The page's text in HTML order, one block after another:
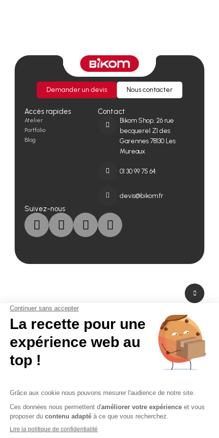
Demander un devis Nous contacter
Accès rapides
Atelier
Portfolio
Blog
Contact
Bikom Shop, 26 rue
becquerel ZI des
Garennes 78130 Les
Mureaux
01 30 99 75 64
devis@bikom.fr
Suivez-nous
A propos de nous
Fabricant de PLV en carton et fabricant de stand modulaire, Bikom est situé
dans les Yvelines en Ile-de-France. A peine à 20 mn de Paris La Défense,
Bikom peut fabriquer et livrer dans l'urgence. Proposant une large gamme
de produits et services, de la création graphique à la fabrication en passant
16 ans, Bikom accompagne les entreprises pour communiquer efficacement
Politique de confidentialité
Plan du site